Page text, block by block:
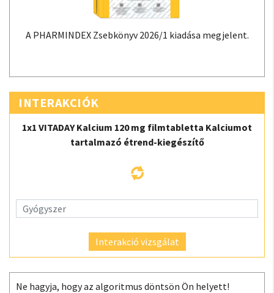
A PHARMINDEX Zsebkönyv 2026/1 kiadása megjelent.
INTERAKCIÓK
1x1 VITADAY Kalcium 120 mg filmtabletta Kalciumot
tartalmazó étrend-kiegészítő
Interakció vizsgálat
Ne hagyja, hogy az algoritmus döntsön Ön helyett!